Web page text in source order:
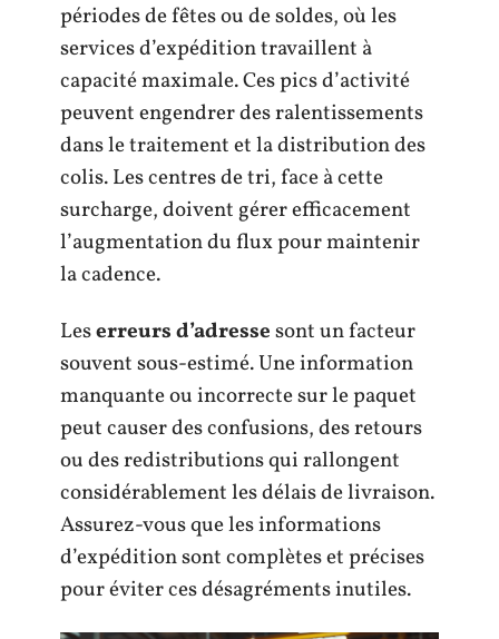
périodes de fêtes ou de soldes, où les
services d’expédition travaillent à
capacité maximale. Ces pics d’activité
peuvent engendrer des ralentissements
dans le traitement et la distribution des
colis. Les centres de tri, face à cette
surcharge, doivent gérer efficacement
l’augmentation du flux pour maintenir
la cadence.
Leserreurs d’adressesont un facteur
souvent sous-estimé. Une information
manquante ou incorrecte sur le paquet
peut causer des confusions, des retours
ou des redistributions qui rallongent
considérablement les délais de livraison.
Assurez-vous que les informations
d’expédition sont complètes et précises
pour éviter ces désagréments inutiles.